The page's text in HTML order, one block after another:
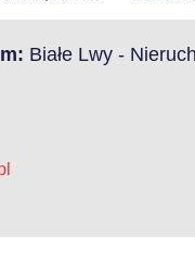
Białe Lwy -